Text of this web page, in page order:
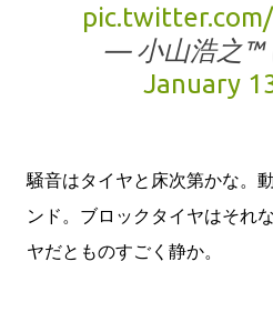
— 小山浩之™
January
騒音はタイヤと床次第かな。
ンド。ブロックタイヤはそれ
ヤだとものすごく静か。